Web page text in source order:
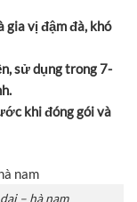
vị đậm đà, khó
sử dụng trong 7-
khi đóng gói và
– hà nam